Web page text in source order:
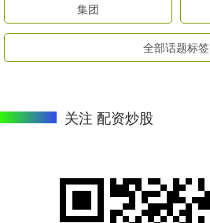
集团
全部话题标签
关注 配资炒股